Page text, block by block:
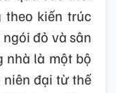
theo kiến trúc
đỏ và sân
nhà là một bộ
niên đại từ thế